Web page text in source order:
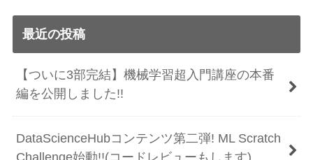
最近の投稿
【ついに3部完結】機械学習超入門講座の本番
編を公開しました!!
DataScienceHubコンテンツ第二弾! ML Scratch